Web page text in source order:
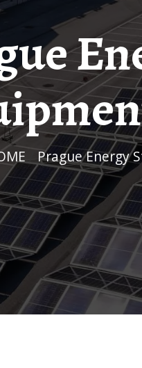
Prague Energy